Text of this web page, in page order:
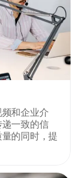
和企业介
一致的信
的同时，提